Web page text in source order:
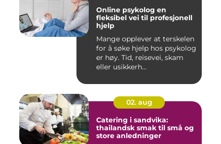
Online psykolog en
fleksibel vei til profesjonell
hjelp
Mange opplever at terskelen
for å søke hjelp hos psykolog
er høy. Tid, reisevei, skam
eller usikkerh...
02. aug
Catering i sandvika:
thailandsk smak til små og
store anledninger